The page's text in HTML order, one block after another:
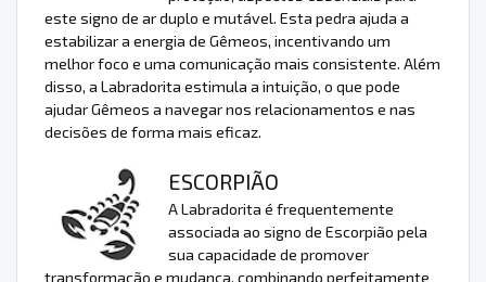
este signo de ar duplo e mutável. Esta pedra ajuda a
estabilizar a energia de Gêmeos, incentivando um
melhor foco e uma comunicação mais consistente. Além
disso, a Labradorita estimula a intuição, o que pode
ajudar Gêmeos a navegar nos relacionamentos e nas
decisões de forma mais eficaz.
ESCORPIÃO
A Labradorita é frequentemente
associada ao signo de Escorpião pela
sua capacidade de promover
transformação e mudança, combinando perfeitamente